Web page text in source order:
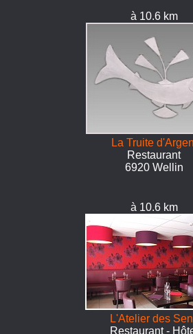
à 10.6 km
La Truite
Restaurant
6920 Wellin
à 10.6 km
L'Atelier des
Restaurant -